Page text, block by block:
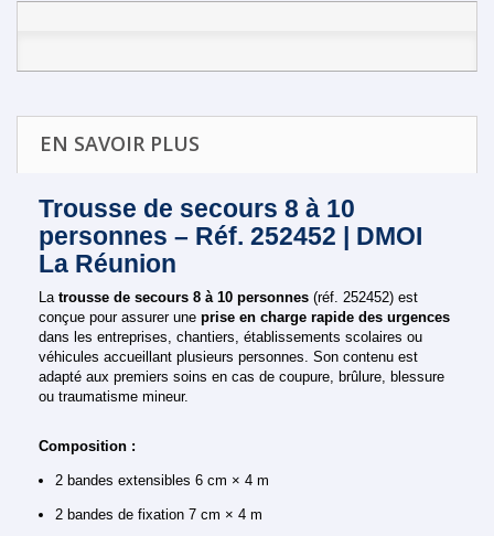
EN SAVOIR PLUS
Trousse de secours 8 à 10
personnes – Réf. 252452 | DMOI
La Réunion
La trousse de secours 8 à 10 personnes (réf. 252452) est
conçue pour assurer une prise en charge rapide des urgences
dans les entreprises, chantiers, établissements scolaires ou
véhicules accueillant plusieurs personnes. Son contenu est
adapté aux premiers soins en cas de coupure, brûlure, blessure
ou traumatisme mineur.
Composition :
2 bandes extensibles 6 cm × 4 m
2 bandes de fixation 7 cm × 4 m